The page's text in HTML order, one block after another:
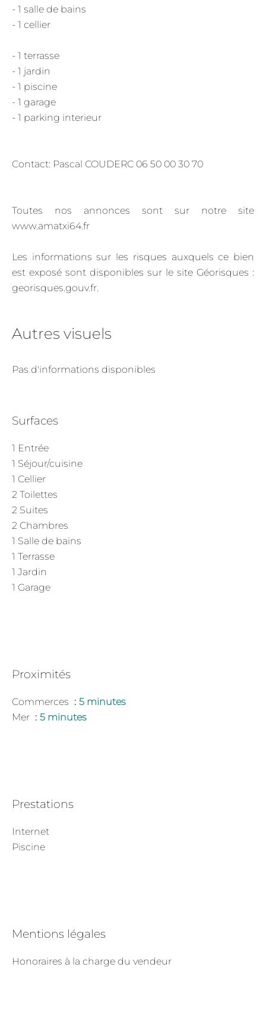
- 1 salle de bains
- 1 cellier
- 1 terrasse
- 1 jardin
- 1 piscine
- 1 garage
- 1 parking interieur
Contact: Pascal COUDERC 06 50 00 30 70
Toutes nos annonces sont sur notre site
www.amatxi64.fr
Les informations sur les risques auxquels ce bien
est exposé sont disponibles sur le site Géorisques :
georisques.gouv.fr.
Autres visuels
Pas d'informations disponibles
Surfaces
1 Entrée
1 Séjour/cuisine
1 Cellier
2 Toilettes
2 Suites
2 Chambres
1 Salle de bains
1 Terrasse
1 Jardin
1 Garage
Proximités
Commerces
5 minutes
Mer
5 minutes
Prestations
Internet
Piscine
Mentions légales
Honoraires à la charge du vendeur